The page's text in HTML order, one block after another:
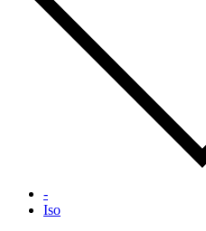
-
Iso